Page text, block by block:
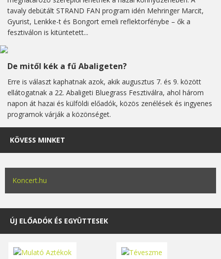
tavaly debütált STRAND FAN program idén Mehringer Marcit,
Gyurist, Lenkke-t és Bongort emeli reflektorfénybe – ők a
fesztiválon is kitüntetett...
De mitől kék a fű Abaligeten?
Erre is választ kaphatnak azok, akik augusztus 7. és 9. között
ellátogatnak a 22. Abaligeti Bluegrass Fesztiválra, ahol három
napon át hazai és külföldi előadók, közös zenélések és ingyenes
programok várják a közönséget.
KÖVESS MINKET
Koncert.hu
ÚJ ELŐADÓK ÉS EGYÜTTESEK